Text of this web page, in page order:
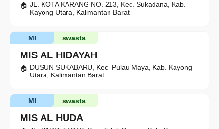
JL. KOTA KARANG NO. 213, Kec. Sukadana, Kab.
Kayong Utara, Kalimantan Barat
MIS AL HIDAYAH
swasta
MI
DUSUN SUKABARU, Kec. Pulau Maya, Kab. Kayong
Utara, Kalimantan Barat
MIS AL HUDA
swasta
MI